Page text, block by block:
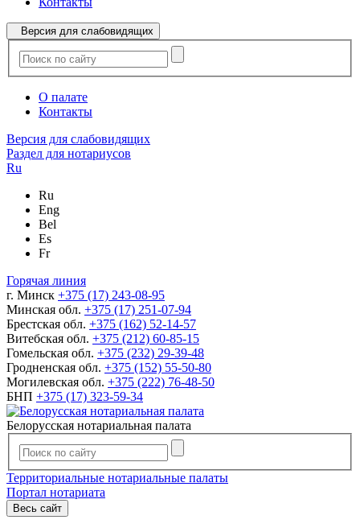
Версия для слабовидящих
О палате
Контакты
Версия для слабовидящих
Раздел для нотариусов
Ru
Ru
Eng
Bel
Es
Fr
Горячая линия
г. Минск +375 (17) 243-08-95
Минская обл. +375 (17) 251-07-94
Брестская обл. +375 (162) 52-14-57
Витебская обл. +375 (212) 60-85-15
Гомельская обл. +375 (232) 29-39-48
Гродненская обл. +375 (152) 55-50-80
Могилевская обл. +375 (222) 76-48-50
БНП +375 (17) 323-59-34
Белорусская нотариальная палата
Территориальные нотариальные палаты
Портал нотариата
Весь сайт